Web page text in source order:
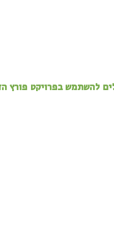
להשתמש בפרויקט פורץ